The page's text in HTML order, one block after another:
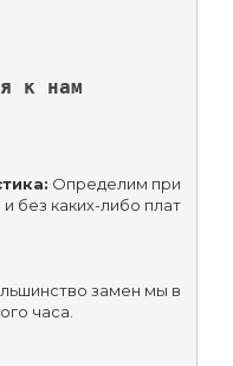
к нам
Определим при
без каких-либо плат
замен мы в
часа.